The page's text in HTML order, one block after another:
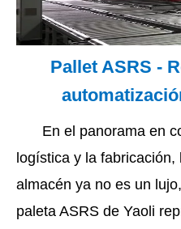
Pallet ASRS -
En el panorama en
logística y la fabricación,
almacén ya no es un
paleta ASRS de Yaoli